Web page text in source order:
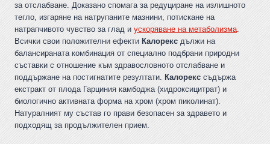
за отслабване. Доказано спомага за редуциране на излишното
тегло, изгаряне на натрупаните мазнини, потискане на
натрапчивото чувство за глад иускоряване на метаболизма.
Всички свои положителни ефекти Калорекс дължи на
балансираната комбинация от специално подбрани природни
съставки с отношение към здравословното отслабване и
поддържане на постигнатите резултати. Калорекс съдържа
екстракт от плода Гарциния камбоджа (хидроксицитрат) и
биологично активната форма на хром (хром пиколинат).
Натуралният му състав го прави безопасен за здравето и
подходящ за продължителен прием.